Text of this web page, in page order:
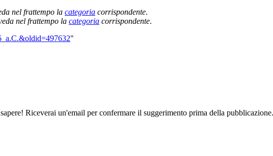
nel frattempo la categoria corrispondente.
nel frattempo la categoria corrispondente.
"
Riceverai un'email per confermare il suggerimento prima della pubblicazione.